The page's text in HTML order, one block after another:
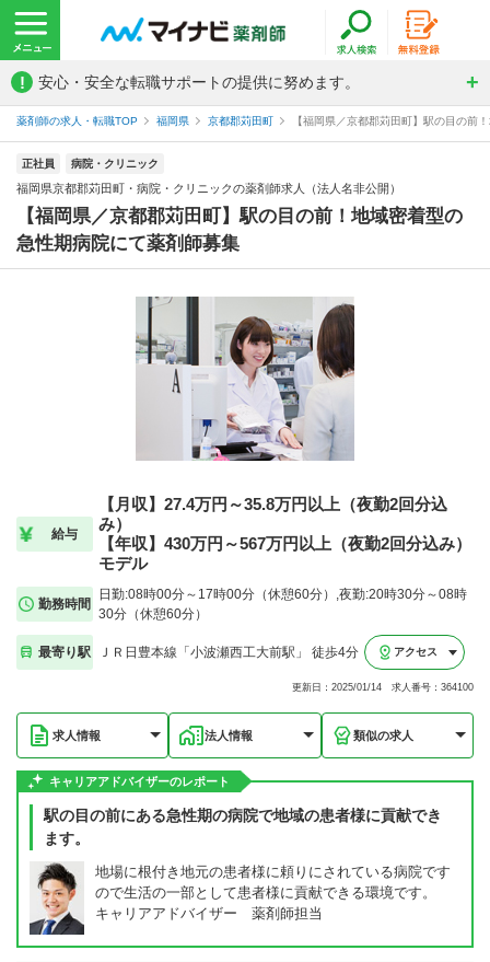
! 安心・安全な転職サポートの提供に努めます。
薬剤師の求人・転職TOP 福岡県 京都郡苅田町 【福岡県／京都郡苅田町】駅の目の前
正社員 病院・クリニック
福岡県京都郡苅田町・病院・クリニックの薬剤師求人（法人名非公開）
【福岡県／京都郡苅田町】駅の目の前！地域密着型の
急性期病院にて薬剤師募集
給与
【月収】27.4万円～35.8万円以上（夜勤2回分込
み）
【年収】430万円～567万円以上（夜勤2回分込み）
モデル
勤務時間
日勤:08時00分～17時00分（休憩60分）,夜勤:20時30分～08時
30分（休憩60分）
最寄り駅 ＪＲ日豊本線「小波瀬西工大前駅」 徒歩4分 アクセス
更新日：2025/01/14 求人番号：364100
求人情報 法人情報 類似の求人
キャリアアドバイザーのレポート
駅の目の前にある急性期の病院で地域の患者様に貢献でき
ます。
地場に根付き地元の患者様に頼りにされている病院です
ので生活の一部として患者様に貢献できる環境です。
キャリアアドバイザー 薬剤師担当